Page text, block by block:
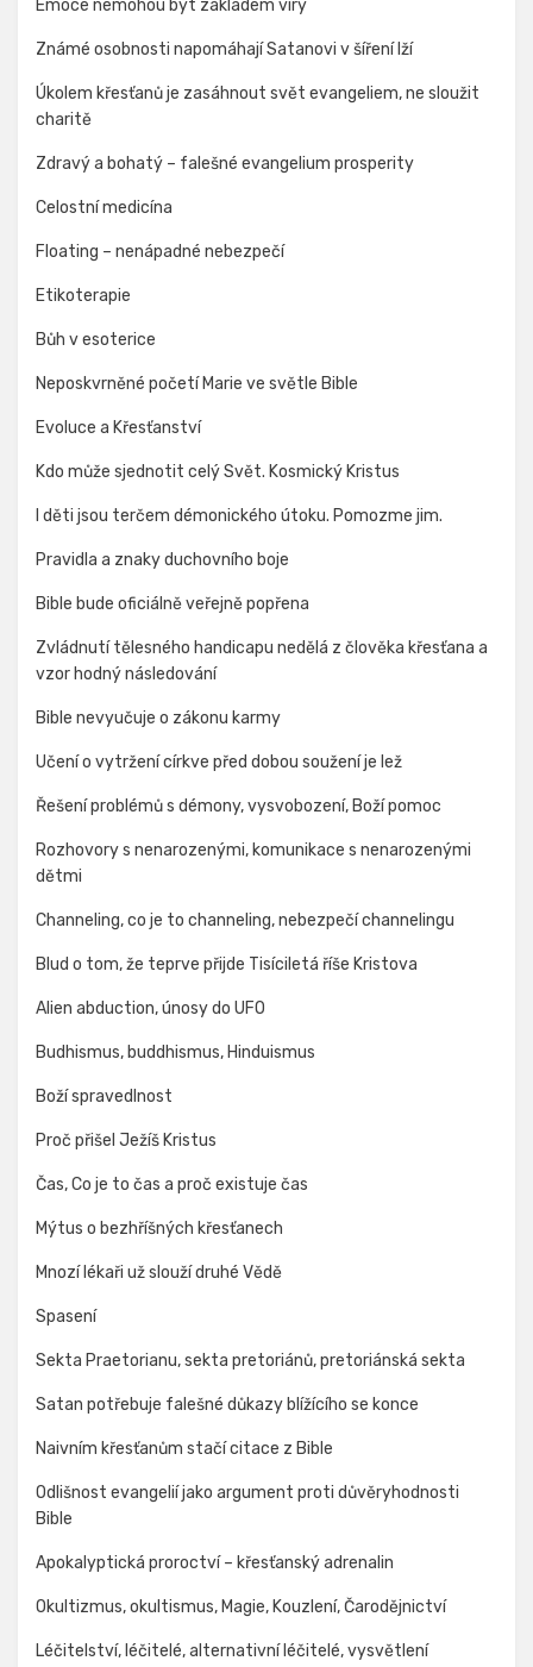
Emoce nemohou být základem víry
Známé osobnosti napomáhají Satanovi v šíření lží
Úkolem křesťanů je zasáhnout svět evangeliem, ne sloužit
charitě
Zdravý a bohatý – falešné evangelium prosperity
Celostní medicína
Floating – nenápadné nebezpečí
Etikoterapie
Bůh v esoterice
Neposkvrněné početí Marie ve světle Bible
Evoluce a Křesťanství
Kdo může sjednotit celý Svět. Kosmický Kristus
I děti jsou terčem démonického útoku. Pomozme jim.
Pravidla a znaky duchovního boje
Bible bude oficiálně veřejně popřena
Zvládnutí tělesného handicapu nedělá z člověka křesťana a
vzor hodný následování
Bible nevyučuje o zákonu karmy
Učení o vytržení církve před dobou soužení je lež
Řešení problémů s démony, vysvobození, Boží pomoc
Rozhovory s nenarozenými, komunikace s nenarozenými
dětmi
Channeling, co je to channeling, nebezpečí channelingu
Blud o tom, že teprve přijde Tisíciletá říše Kristova
Alien abduction, únosy do UFO
Budhismus, buddhismus, Hinduismus
Boží spravedlnost
Proč přišel Ježíš Kristus
Čas, Co je to čas a proč existuje čas
Mýtus o bezhříšných křesťanech
Mnozí lékaři už slouží druhé Vědě
Spasení
Sekta Praetorianu, sekta pretoriánů, pretoriánská sekta
Satan potřebuje falešné důkazy blížícího se konce
Naivním křesťanům stačí citace z Bible
Odlišnost evangelií jako argument proti důvěryhodnosti
Bible
Apokalyptická proroctví – křesťanský adrenalin
Okultizmus, okultismus, Magie, Kouzlení, Čarodějnictví
Léčitelství, léčitelé, alternativní léčitelé, vysvětlení